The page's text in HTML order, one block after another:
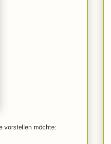
vorstellen möchte: